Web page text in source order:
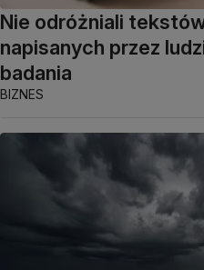
Nie odróżniali
napisanych przez
badania
BIZNES